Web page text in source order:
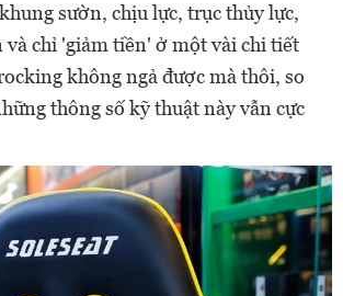
sườn, chịu lực, trục thủy lực,
và chỉ 'giảm tiền' ở một vài chi tiết
không ngả được mà thôi, so
thông số kỹ thuật này vẫn cực